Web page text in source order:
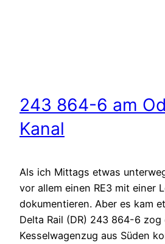
243 864-6 am
Kanal
Als ich Mittags etwas
vor allem einen RE3 mit einer
dokumentieren. Aber es kam
Delta Rail (DR) 243 864-6 zog
Kesselwagenzug aus Süden